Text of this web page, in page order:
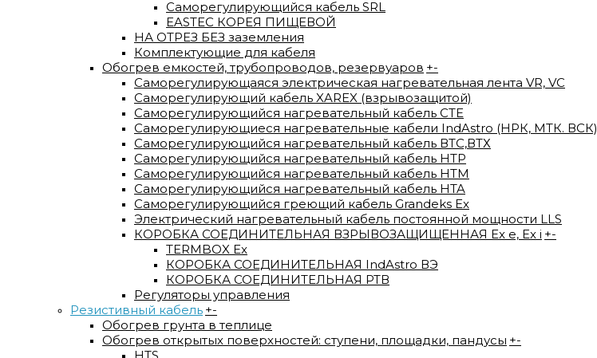
Саморегулирующийся кабель SRL
EASTEC КОРЕЯ ПИЩЕВОЙ
НА ОТРЕЗ БЕЗ заземления
Комплектующие для кабеля
Обогрев емкостей, трубопроводов, резервуаров +-
Саморегулирующаяся электрическая нагревательная лента VR, VC
Саморегулирующий кабель XAREX (взрывозащитой)
Саморегулирующийся нагревательный кабель СТЕ
Саморегулирующиеся нагревательные кабели IndAstro (НРК, МТК. ВСК)
Саморегулирующийся нагревательный кабель ВTС,ВТХ
Саморегулирующийся нагревательный кабель HTP
Саморегулирующийся нагревательный кабель HTM
Саморегулирующийся нагревательный кабель HTA
Саморегулирующийся греющий кабель Grandeks Ex
Электрический нагревательный кабель постоянной мощности LLS
КОРОБКА СОЕДИНИТЕЛЬНАЯ ВЗРЫВОЗАЩИЩЕННАЯ Ex e, Ex i +-
TERMBOX Еx
КОРОБКА СОЕДИНИТЕЛЬНАЯ IndAstro ВЭ
КОРОБКА СОЕДИНИТЕЛЬНАЯ РТВ
Регуляторы управления
Резистивный кабель +-
Обогрев грунта в теплице
Обогрев открытых поверхностей: ступени, площадки, пандусы +-